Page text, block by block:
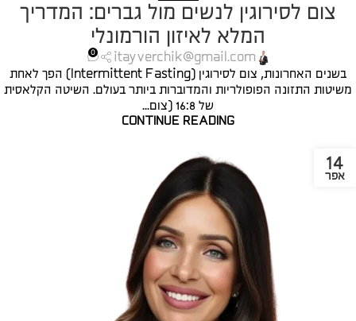
צום לסירוגין לנשים מול גברים: המדריך
המלא לאיזון הורמונלי
itayverchik@gmail.com
0
בשנים האחרונות, צום לסירוגין (Intermittent Fasting) הפך לאחת
משיטות התזונה הפופולריות והמדוברות ביותר בעולם. השיטה הקלאסית
של 16:8 (צום...
CONTINUE READING
14
אפר